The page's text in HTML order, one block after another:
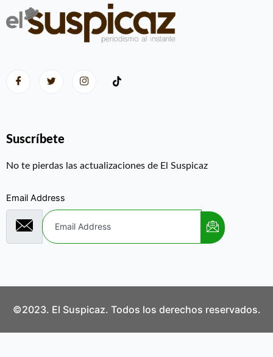
Suscríbete
No te pierdas las actualizaciones de El Suspicaz
Email Address
©2023. El Suspicaz. Todos los derechos reservados.